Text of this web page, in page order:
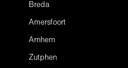
Breda
Amersfoort
Arnhem
Zutphen